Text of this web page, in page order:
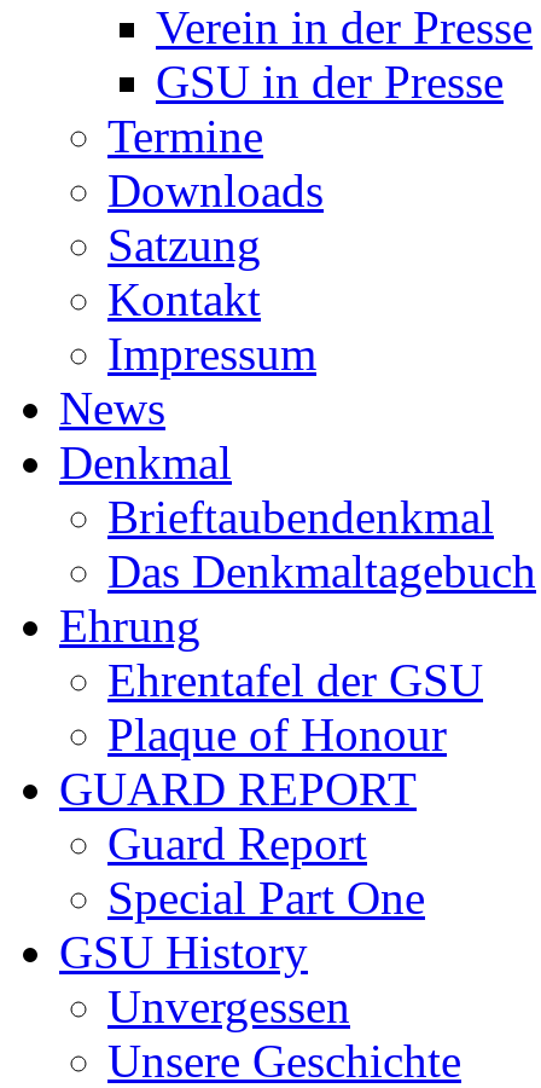
Verein in der Presse
GSU in der Presse
Termine
Downloads
Satzung
Kontakt
Impressum
News
Denkmal
Brieftaubendenkmal
Das Denkmaltagebuch
Ehrung
Ehrentafel der GSU
Plaque of Honour
GUARD REPORT
Guard Report
Special Part One
GSU History
Unvergessen
Unsere Geschichte